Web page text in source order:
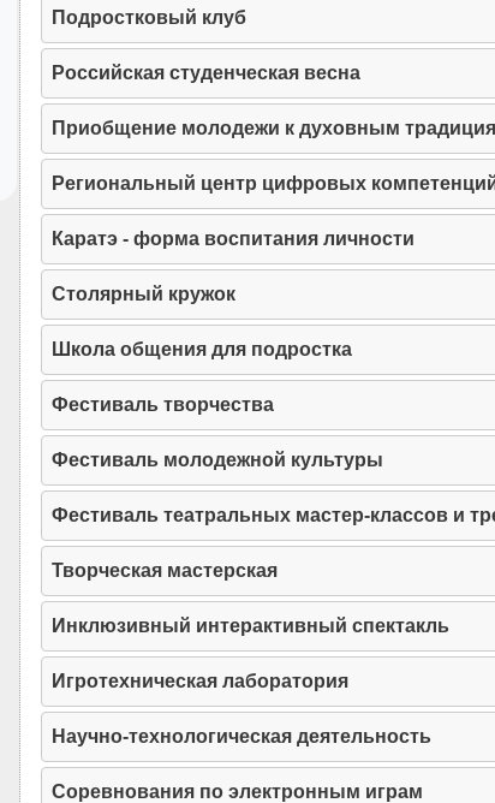
Подростковый клуб
Российская студенческая весна
Приобщение молодежи к духовным
Региональный центр цифровых
Каратэ - форма воспитания личности
Столярный кружок
Школа общения для подростка
Фестиваль творчества
Фестиваль молодежной культуры
Фестиваль театральных мастер-классов и
Творческая мастерская
Инклюзивный интерактивный спектакль
Игротехническая лаборатория
Научно-технологическая деятельность
Соревнования по электронным играм